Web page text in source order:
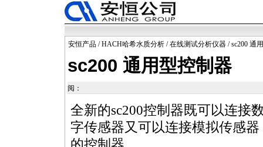
安恒产品 /HACH哈希水质分析 /在线测试分析仪器 / sc200 通
sc200 通用型控制器
阅：
全新的sc200控制器既可以连接
字传感器又可以连接模拟传感器